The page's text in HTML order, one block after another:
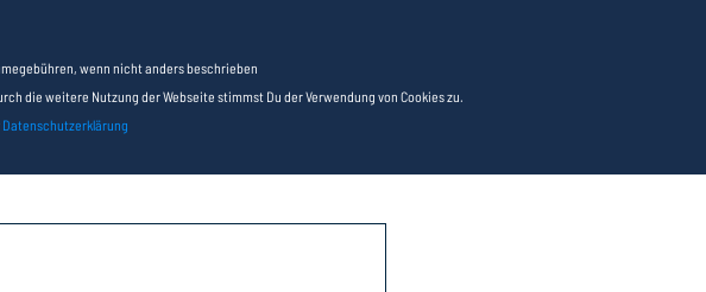
wenn nicht anders beschrieben
die weitere Nutzung der Webseite stimmst Du der Verwendung von Cookies zu.
Datenschutzerklärung